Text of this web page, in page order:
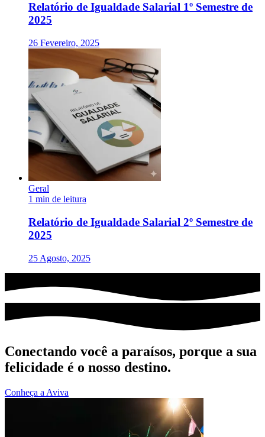
Relatório de Igualdade Salarial 1º Semestre de
2025
26 Fevereiro, 2025
Geral
1 min de leitura
Relatório de Igualdade Salarial 2º Semestre de
2025
25 Agosto, 2025
Conectando você a paraísos, porque a sua
felicidade é o nosso destino.
Conheça a Aviva